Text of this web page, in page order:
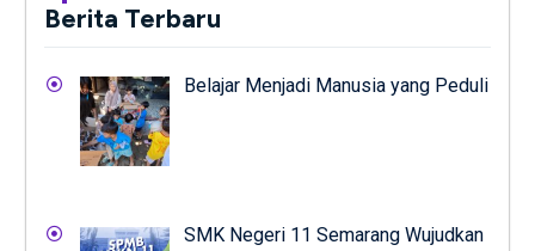
Berita Terbaru
Belajar Menjadi Manusia yang Peduli
SMK Negeri 11 Semarang Wujudkan